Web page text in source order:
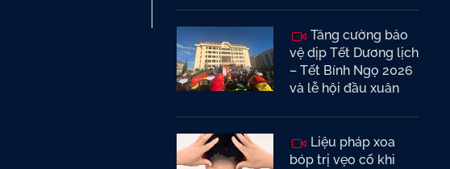
Tăng cường bảo
vệ dịp Tết Dương lịch
– Tết Bính Ngọ 2026
và lễ hội đầu xuân
Liệu pháp xoa
bóp trị vẹo cổ khi